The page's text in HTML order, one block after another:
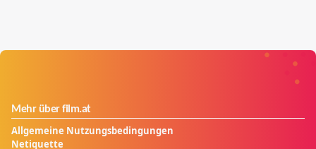
Mehr über film.at
Allgemeine Nutzungsbedingungen
Netiquette